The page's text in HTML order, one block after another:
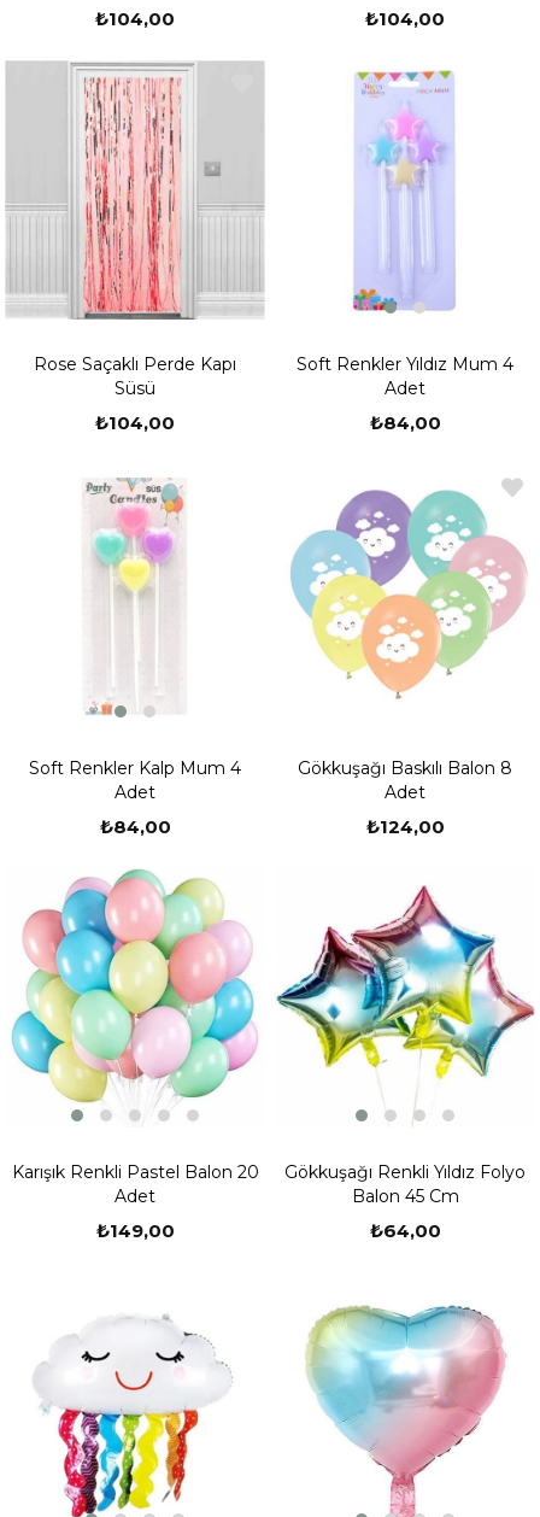
₺104,00 ₺104,00
Rose Saçaklı Perde Kapı
Süsü
₺104,00
Soft Renkler Yıldız Mum 4
Adet
₺84,00
Soft Renkler Kalp Mum 4
Adet
₺84,00
Gökkuşağı Baskılı Balon 8
Adet
₺124,00
Karışık Renkli Pastel Balon 20
Adet
₺149,00
Gökkuşağı Renkli Yıldız Folyo
Balon 45 Cm
₺64,00